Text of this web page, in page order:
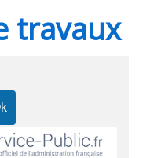
travaux